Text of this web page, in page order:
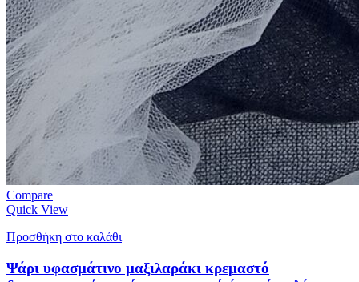
Compare
Quick View
Προσθήκη στο καλάθι
Ψάρι υφασμάτινο μαξιλαράκι κρεμαστό